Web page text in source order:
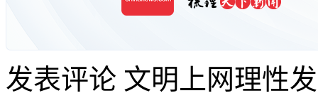
发表评论 文明上网理性